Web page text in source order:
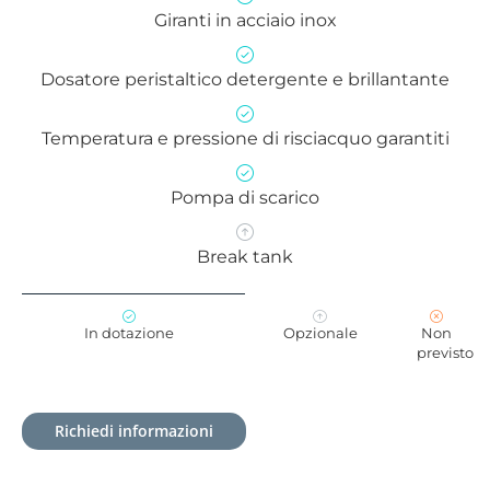
Giranti in acciaio inox
Dosatore peristaltico detergente e brillantante
Temperatura e pressione di risciacquo garantiti
Pompa di scarico
Break tank
In dotazione Opzionale
Non
previsto
Richiedi informazioni